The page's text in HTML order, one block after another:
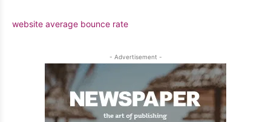
website average bounce rate
- Advertisement -